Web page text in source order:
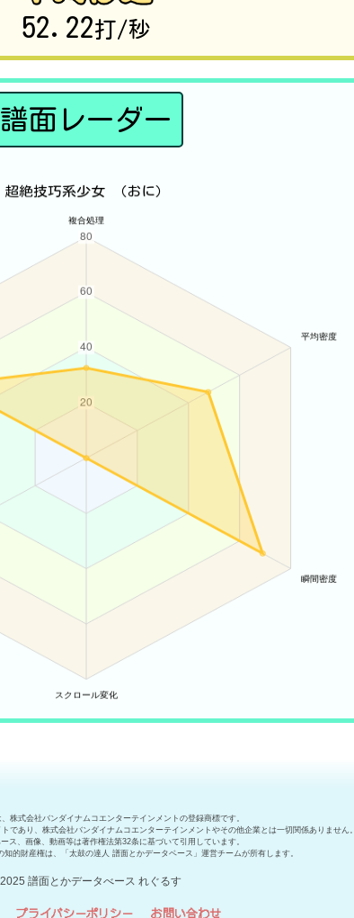
52.22打/秒
譜面レーダー
株式会社バンダイナムコエンターテインメントの登録商標です。
であり、株式会社バンダイナムコエンターテインメントやその他企業とは一切関係ありません。
ス、画像、動画等は著作権法第32条に基づいて引用しています。
的財産権は、「太鼓の達人 譜面とかデータベース」運営チームが所有します。
譜面とかデータべース れぐるす
プライバシーポリシー お問い合わせ